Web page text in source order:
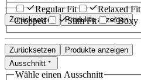
Zurücksetzen Produkte anzeigen
Regular Fit
Relaxed Fit
Cropped
Slim Fit Boxy
Zurücksetzen
Produkte anzeigen
Ausschnitt
Wähle einen Ausschnitt